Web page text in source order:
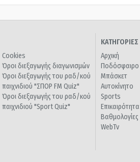
Cookies
Όροι διεξαγωγής διαγωνισμών
Όροι διεξαγωγής του ραδ/κού
παιχνιδιού "ΣΠΟΡ FM Quiz"
Όροι διεξαγωγής του ραδ/κού
παιχνιδιού "Sport Quiz"
ΚΑΤΗΓΟΡΙΕΣ
Αρχική
Ποδόσφαιρο
Μπάσκετ
Αυτοκίνητο
Sports
Επικαιρότητα
Βαθμολογίες
WebTv